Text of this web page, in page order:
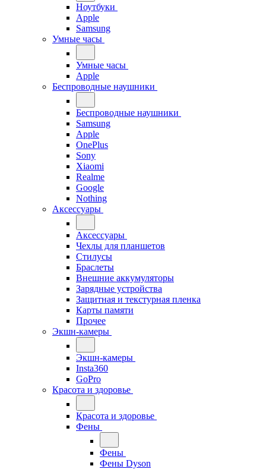
Ноутбуки
Apple
Samsung
Умные часы
Умные часы
Apple
Беспроводные наушники
Беспроводные наушники
Samsung
Apple
OnePlus
Sony
Xiaomi
Realme
Google
Nothing
Аксессуары
Аксессуары
Чехлы для планшетов
Стилусы
Браслеты
Внешние аккумуляторы
Зарядные устройства
Защитная и текстурная пленка
Карты памяти
Прочее
Экшн-камеры
Экшн-камеры
Insta360
GoPro
Красота и здоровье
Красота и здоровье
Фены
Фены
Фены Dyson